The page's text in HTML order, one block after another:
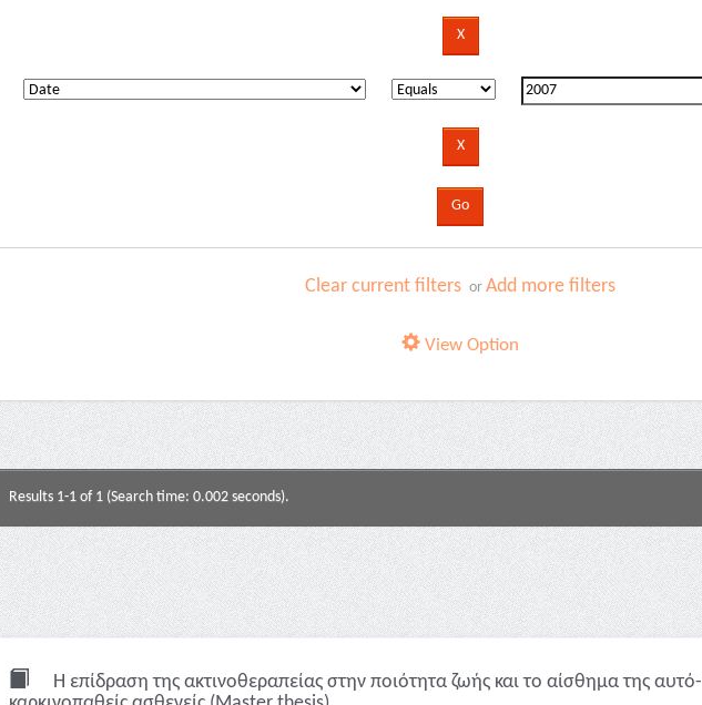
Clear current filters orAdd more filters
View Option
Results 1-1 of 1 (Search time: 0.002 seconds).
Η επίδραση της ακτινοθεραπείας στην ποιότητα ζωής και το αίσθημα της